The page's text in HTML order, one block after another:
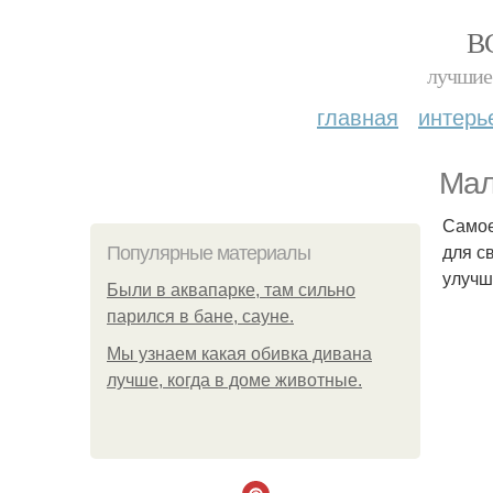
лучшие
главная
Популярные материалы
Были в аквапарке, там сильно
парился в бане, сауне.
Мы узнаем какая обивка дивана
лучше, когда в доме животные.
для